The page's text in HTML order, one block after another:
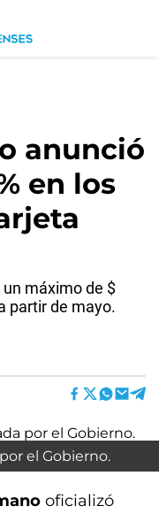
anunció
en los
máximo de $
partir de mayo.
el Gobierno.
oficializó